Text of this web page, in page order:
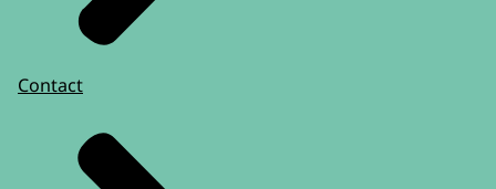
Contact